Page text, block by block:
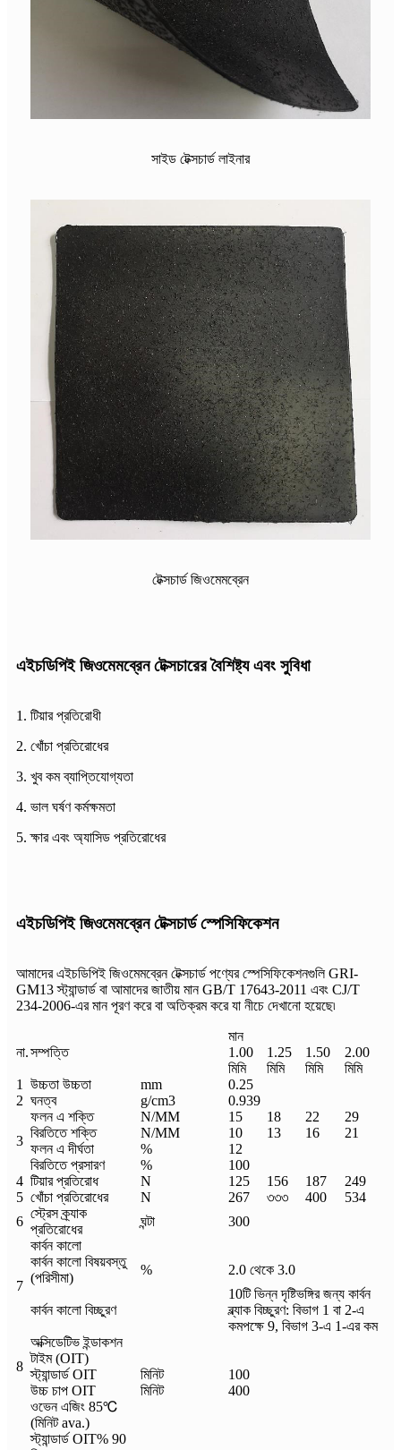
সাইড টেক্সচার্ড লাইনার
টেক্সচার্ড জিওমেমব্রেন
এইচডিপিই জিওমেমব্রেন টেক্সচারের বৈশিষ্ট্য এবং সুবিধা
1. টিয়ার প্রতিরোধী
2. খোঁচা প্রতিরোধের
3. খুব কম ব্যাপ্তিযোগ্যতা
4. ভাল ঘর্ষণ কর্মক্ষমতা
5. ক্ষার এবং অ্যাসিড প্রতিরোধের
এইচডিপিই জিওমেমব্রেন টেক্সচার্ড স্পেসিফিকেশন
আমাদের এইচডিপিই জিওমেমব্রেন টেক্সচার্ড পণ্যের স্পেসিফিকেশনগুলি GRI-
GM13 স্ট্যান্ডার্ড বা আমাদের জাতীয় মান GB/T 17643-2011 এবং CJ/T
234-2006-এর মান পূরণ করে বা অতিক্রম করে যা নীচে দেখানো হয়েছে৷
না.সম্পত্তি
মান
1.00
মিমি
1.25
মিমি
1.50
মিমি
2.00
মিমি
1
উচ্চতা উচ্চতা mm
0.25
2 ঘনত্ব g/cm3 0.939
3
ফলন এ শক্তি N/MM 15 18 22
29
বিরতিতে শক্তি
N/MM 10 13 16
21
ফলন এ দীর্ঘতা
%
12
বিরতিতে প্রসারণ
%
100
4 টিয়ার প্রতিরোধ N 125 156 187
249
5 খোঁচা প্রতিরোধের N 267 ৩৩৩ 400
534
6
স্ট্রেস ক্র্যাক
প্রতিরোধের
ঘন্টা 300
7
কার্বন কালো
কার্বন কালো বিষয়বস্তু
(পরিসীমা)
% 2.0 থেকে 3.0
কার্বন কালো বিচ্ছুরণ
10টি ভিন্ন দৃষ্টিভঙ্গির জন্য কার্বন
ব্ল্যাক বিচ্ছুরণ: বিভাগ 1 বা 2-এ
কমপক্ষে 9, বিভাগ 3-এ 1-এর কম
8
অক্সিডেটিভ ইন্ডাকশন
টাইম (OIT)
স্ট্যান্ডার্ড OIT
মিনিট
100
উচ্চ চাপ OIT
মিনিট 400
ওভেন এজিং 85℃
(মিনিট ava.)
স্ট্যান্ডার্ড OIT% 90